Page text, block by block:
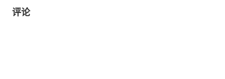
评论